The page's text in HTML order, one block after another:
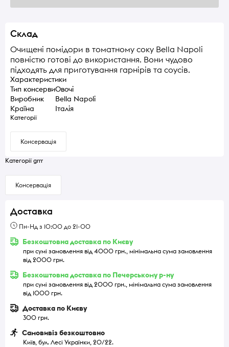
Склад
Очищені помідори в томатному соку Bella Napoli
повністю готові до використання. Вони чудово
підходять для приготування гарнірів та соусів.
Характеристики
Тип консервиОвочі
Виробник
Bella Napoli
Країна
Італія
Категорії
Консервація
Категорії grrr
Консервація
Доставка
Пн-Нд з 10:00 до 21-00
Безкоштовна доставка по Києву
при сумі замовлення від 4000 грн., мінімальна сума замовлення
від 2000 грн.
Безкоштовна доставка по Печерському р-ну
при сумі замовлення від 2000 грн., мінімальна сума замовлення
від 1000 грн.
Доставка по Києву
300 грн.
Самовивіз безкоштовно
Київ, бул. Лесі Українки, 20/22.